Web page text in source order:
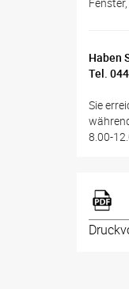
Haben
Tel.
Sie
8.00-